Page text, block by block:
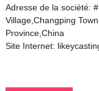
Adresse de la société:
Village,Changping
Province,China
Site Internet: